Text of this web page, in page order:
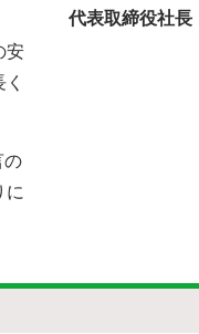
代表取締役社長
安
の
に